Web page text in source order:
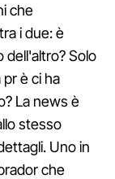
che
i due: è
dell'altro? Solo
è ci ha
La news è
stesso
Uno in
che